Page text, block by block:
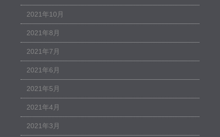
2021年10月
2021年8月
2021年7月
2021年6月
2021年5月
2021年4月
2021年3月